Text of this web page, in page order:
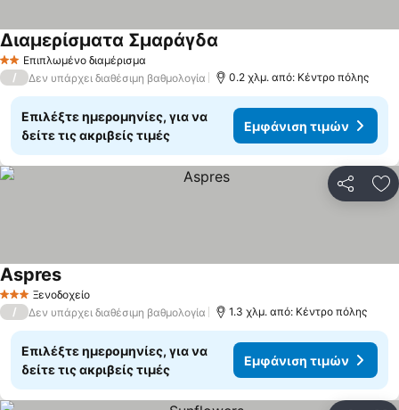
2 ΑστέριαΕπιπλωμένο διαμέρισμα
Διαμερίσματα Σμαράγδα
/ Δεν υπάρχει διαθέσιμη βαθμολογία 0.2 χλμ. από: Κέντρο πόλης
Επιλέξτε ημερομηνίες, για να
δείτε τις ακριβείς τιμές
Εμφάνιση τιμών
3 ΑστέριαΞενοδοχείο
Aspres
/ Δεν υπάρχει διαθέσιμη βαθμολογία 1.3 χλμ. από: Κέντρο πόλης
Επιλέξτε ημερομηνίες, για να
δείτε τις ακριβείς τιμές
Εμφάνιση τιμών